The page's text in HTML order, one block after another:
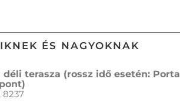
ÉS NAGYOKNAK
déli terasza (rossz idő esetén: Porta
8237